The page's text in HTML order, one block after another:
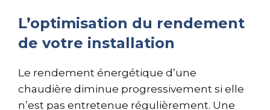
L’optimisation du rendement
de votre installation
Le rendement énergétique d’une
chaudière diminue progressivement si elle
n’est pas entretenue régulièrement. Une